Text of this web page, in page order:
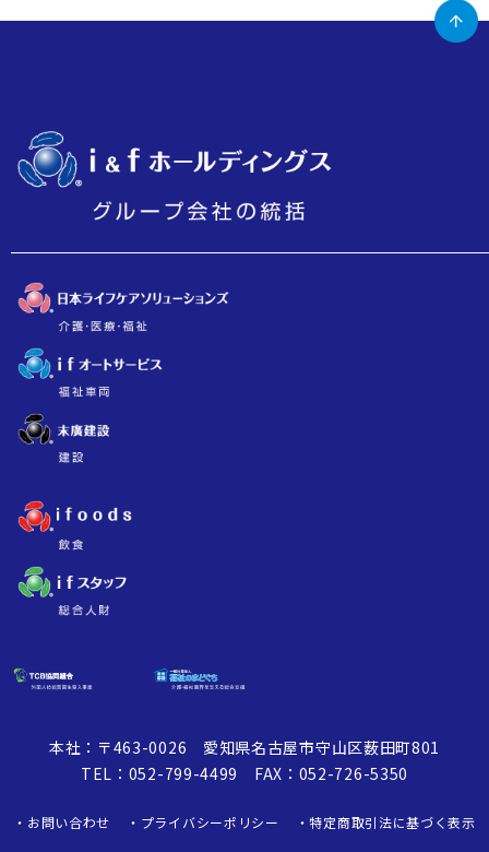
本社：〒463-0026 愛知県名古屋市守山区薮田町801
TEL：052-799-4499 FAX：052-726-5350
お問い合わせ プライバシーポリシー 特定商取引法に基づく表示